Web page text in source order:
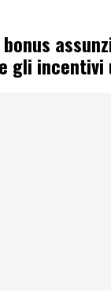
gli incentivi